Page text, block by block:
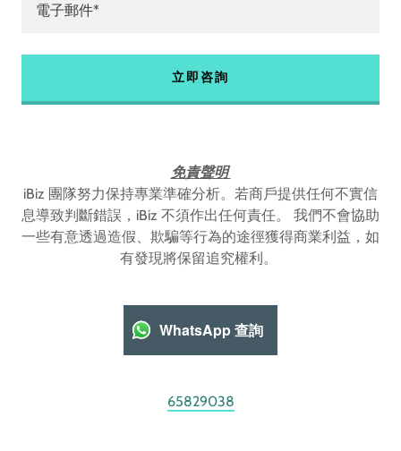
電子郵件*
立即咨詢
免責聲明
iBiz 團隊努力保持專業準確分析。若商戶提供任何不實信
息導致判斷錯誤，iBiz 不須作出任何責任。 我們不會協助
一些有意透過造假、欺騙等行為的途徑獲得商業利益，如
有發現將保留追究權利。
WhatsApp 查詢
65829038